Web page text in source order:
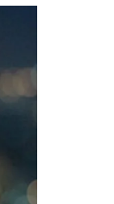
WeTV
นิยาย